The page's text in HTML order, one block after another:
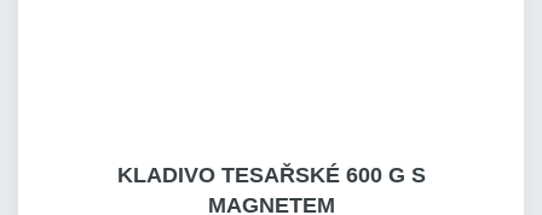
KLADIVO TESAŘSKÉ 600 G S
MAGNETEM